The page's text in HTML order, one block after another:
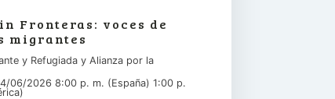
Fronteras: voces de
migrantes
y Refugiada y Alianza por la
06/2026 8:00 p. m. (España) 1:00 p.